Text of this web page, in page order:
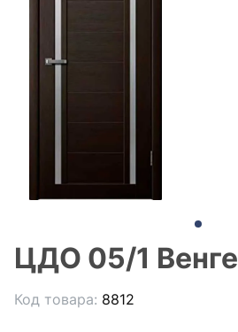
ЦДО 05/1 Венге
Код товара: 8812